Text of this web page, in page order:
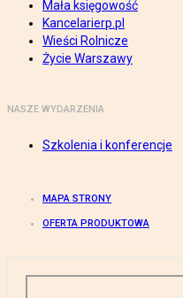
Mała księgowość
Kancelarierp.pl
Wieści Rolnicze
Życie Warszawy
NASZE WYDARZENIA
Szkolenia i konferencje
MAPA STRONY
OFERTA PRODUKTOWA